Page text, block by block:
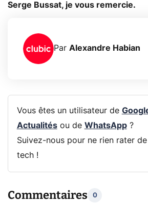
Serge Bussat, je vous remercie.
Par Alexandre Habian
Vous êtes un utilisateur de
Actualitésou de WhatsApp?
Suivez-nous pour ne rien rater
tech !
Commentaires 0